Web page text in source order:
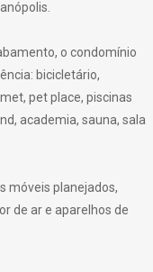
o condomínio
bicicletário,
pet place, piscinas
academia, sauna, sala
móveis planejados,
de ar e aparelhos de